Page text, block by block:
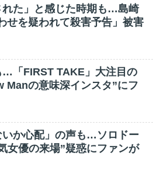
た」と感じた時期も…島崎
せを疑われて殺害予告」被害
…「FIRST TAKE」大注目の
Manの意味深インスタ”にフ
いか心配」の声も…ソロドー
女優の来場”疑惑にファンが